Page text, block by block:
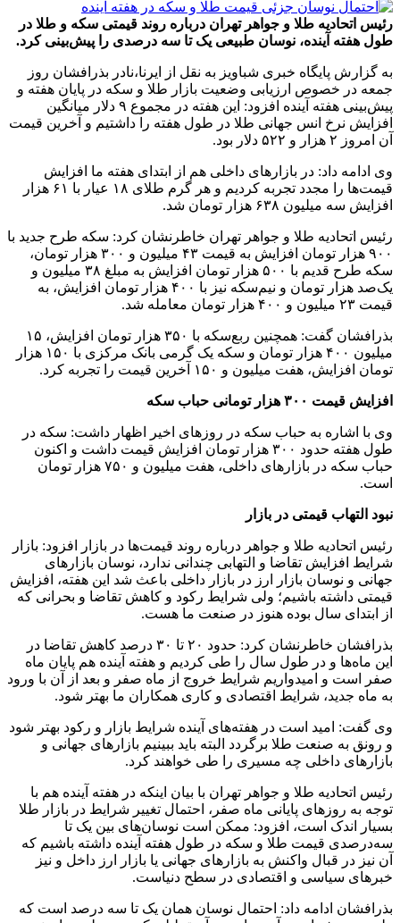
رئیس اتحادیه طلا و جواهر تهران درباره روند قیمتی سکه و طلا در
طول هفته آینده، نوسان طبیعی یک تا سه‌ درصدی را پیش‌بینی کرد.
به گزارش پایگاه خبری شباویز به نقل از ایرنا،نادر بذرافشان روز
جمعه در خصوص ارزیابی وضعیت بازار طلا و سکه در پایان هفته و
پیش‌بینی هفته آینده افزود: این هفته در مجموع ۹ دلار میانگین
افزایش نرخ انس جهانی طلا در طول هفته را داشتیم و آخرین قیمت
آن امروز ۲ هزار و ۵۲۲ دلار بود.
وی ادامه داد: در بازارهای داخلی هم از ابتدای هفته ما افزایش
قیمت‌ها را مجدد تجربه کردیم و هر گرم طلای ۱۸ عیار با ۶۱ هزار
افزایش سه میلیون ۶۳۸ هزار تومان شد.
رئیس اتحادیه طلا و جواهر تهران خاطرنشان کرد: سکه طرح جدید با
۹۰۰ هزار تومان افزایش به قیمت ۴۳ میلیون و ۳۰۰ هزار تومان،
سکه طرح قدیم با ۵۰۰ هزار تومان افزایش به مبلغ ۳۸ میلیون و
یک‌صد هزار تومان و نیم‌سکه نیز با ۴۰۰ هزار تومان افزایش، به
قیمت ۲۳ میلیون و ۴۰۰ هزار تومان معامله شد.
بذرافشان گفت: همچنین ربع‌سکه با ۳۵۰ هزار تومان افزایش، ۱۵
میلیون ۴۰۰ هزار تومان و سکه یک گرمی بانک مرکزی با ۱۵۰ هزار
تومان افزایش، هفت میلیون و ۱۵۰ آخرین قیمت را تجربه کرد.
افزایش قیمت ۳۰۰ هزار تومانی حباب سکه
وی با اشاره به حباب سکه در روزهای اخیر اظهار داشت: سکه در
طول هفته حدود ۳۰۰ هزار تومان افزایش قیمت داشت و اکنون
حباب سکه در بازارهای داخلی، هفت میلیون و ۷۵۰ هزار تومان
است.
نبود التهاب قیمتی در بازار
رئیس اتحادیه طلا و جواهر درباره روند قیمت‌ها در بازار افزود: بازار
شرایط افزایش تقاضا و التهابی چندانی ندارد، نوسان بازارهای
جهانی و نوسان بازار ارز در بازار داخلی باعث شد این هفته، افزایش
قیمتی داشته باشیم؛ ولی شرایط رکود و کاهش تقاضا و بحرانی که
از ابتدای سال بوده هنوز در صنعت ما هست.
بذرافشان خاطرنشان کرد: حدود ۲۰ تا ۳۰ درصد کاهش تقاضا در
این ماه‌ها و در طول سال را طی کردیم و هفته آینده هم‌ پایان ماه
صفر است و امیدواریم شرایط خروج از ماه صفر و بعد از آن با ورود
به ماه جدید، شرایط اقتصادی و کاری همکاران ما بهتر شود.
وی گفت: امید است در هفته‌های آینده شرایط بازار و رکود بهتر شود
و رونق به صنعت طلا برگردد البته باید ببینیم بازارهای جهانی و
بازارهای داخلی چه مسیری را طی خواهند کرد.
رئیس اتحادیه طلا و جواهر تهران با بیان اینکه در هفته آینده هم با
توجه‌ به روزهای پایانی ماه صفر، احتمال تغییر شرایط در بازار طلا
بسیار اندک است، افزود: ممکن است نوسان‌های بین یک تا
سه‌درصدی قیمت طلا و سکه در طول هفته آینده داشته باشیم که
آن نیز در قبال واکنش به بازارهای جهانی یا بازار ارز داخل و نیز
خبرهای سیاسی و اقتصادی در سطح دنیاست.
بذرافشان ادامه داد: احتمال نوسان همان یک تا سه درصد است که